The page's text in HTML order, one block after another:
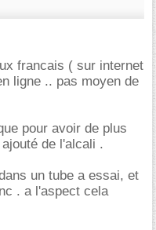
francais ( sur internet
ligne .. pas moyen de
pour avoir de plus
de l'alcali .
un tube a essai, et
. a l'aspect cela